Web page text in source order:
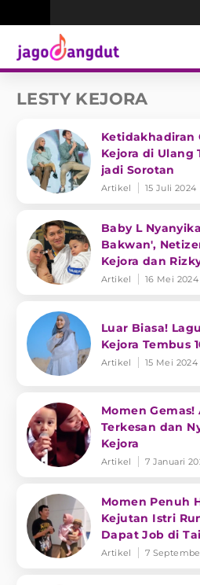
LESTY KEJORA
Ketidakhadiran
Kejora di Ulang
jadi Sorotan
Artikel 15 Juli 2024
Baby L
Bakwan',
Kejora dan
Artikel 16 Mei 2024
Luar Biasa!
Kejora Tembus
Artikel 15 Mei 2024
Momen
Terkesan dan
Kejora
Artikel 7 Januari
Momen Penuh
Kejutan Istri
Dapat Job di
Artikel 7